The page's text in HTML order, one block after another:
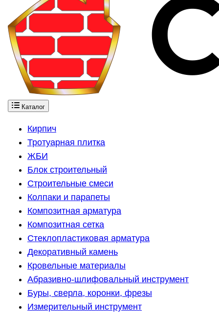
Каталог
Кирпич
Тротуарная плитка
ЖБИ
Блок строительный
Строительные смеси
Колпаки и парапеты
Композитная арматура
Композитная сетка
Стеклопластиковая арматура
Декоративный камень
Кровельные материалы
Абразивно-шлифовальный инструмент
Буры, сверла, коронки, фрезы
Измерительный инструмент